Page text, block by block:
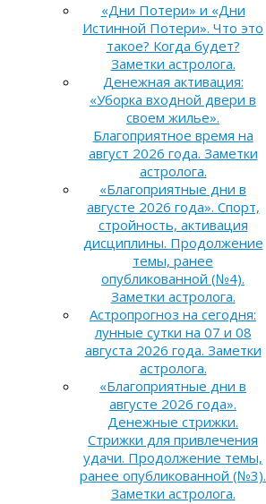
«Дни Потери» и «Дни
Истинной Потери». Что это
такое? Когда будет?
Заметки астролога.
Денежная активация:
«Уборка входной двери в
своем жилье».
Благоприятное время на
август 2026 года. Заметки
астролога.
«Благоприятные дни в
августе 2026 года». Спорт,
стройность, активация
дисциплины. Продолжение
темы, ранее
опубликованной (№4).
Заметки астролога.
Астропрогноз на сегодня:
лунные сутки на 07 и 08
августа 2026 года. Заметки
астролога.
«Благоприятные дни в
августе 2026 года».
Денежные стрижки.
Стрижки для привлечения
удачи. Продолжение темы,
ранее опубликованной (№3).
Заметки астролога.